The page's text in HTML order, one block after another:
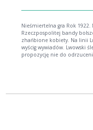
Nieśmiertelna gra Rok 1922.
Rzeczpospolitej bandy
zhańbione kobiety. Na linii Lwów Warszawa Wolne Miasto Gdańsk trwa
wyścig wywiadów. Lwowski
propozycję nie do
akcja, od której nie